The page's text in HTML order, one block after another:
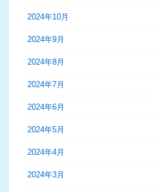
2024年10月
2024年9月
2024年8月
2024年7月
2024年6月
2024年5月
2024年4月
2024年3月